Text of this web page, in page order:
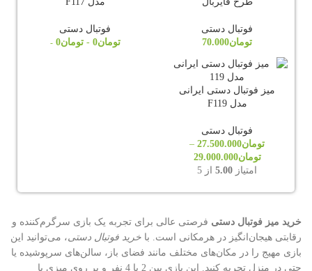
فوتبال دستی
تومان70.000
فوتبال دستی
تومان0
-تومان0
-
میز فوتبال دستی ایرانی
مدل F119
فوتبال دستی
تومان27.500.000
–
تومان29.000.000محدوده
تا
امتیاز 5.00 از 5
خرید میز فوتبال دستی فرصتی عالی برای تجربه یک بازی سرگرم‌کننده و
رقابتی هیجان‌انگیز در هرمکانی است. با خرید فوتبال دستی، می‌توانید این
بازی مهیج را در مکان‌های مختلف مانند فضای باز، سالن‌های سرپوشیده یا
حتی در منزل تجربه کنید. این بازی بین 2 یا 4 نفر و بر روی میزی با